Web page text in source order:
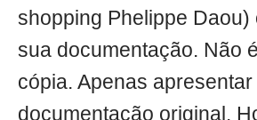
shopping Phelippe Daou)
sua documentação. Não
cópia. Apenas apresentar
documentação original.